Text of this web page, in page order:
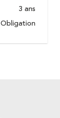
3 ans
Obligation